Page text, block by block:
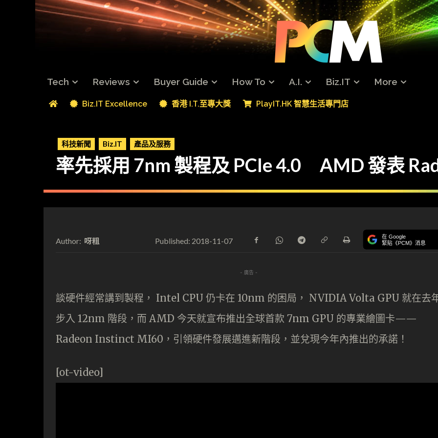
Tech Reviews Buyer Guide How To A.I. Biz.IT More
Biz.IT Excellence 香港 I.T.至專大獎 PlayIT.HK 智慧生活專門店
科技新聞 Biz.IT 產品及服務
率先採用 7nm 製程及 PCIe 4.0 AMD 發表
Author: 呀粗 Published: 2018-11-07 在 Google
緊貼《PCM》消息
- 廣告 -
談硬件經常講到製程， Intel CPU 仍卡在 10nm 的困局， NVIDIA Volta GPU 就在去
步入 12nm 階段，而 AMD 今天就宣布推出全球首款 7nm GPU 的專業繪圖卡——
Radeon Instinct MI60，引領硬件發展邁進新階段，並兌現今年內推出的承諾！
[ot-video]